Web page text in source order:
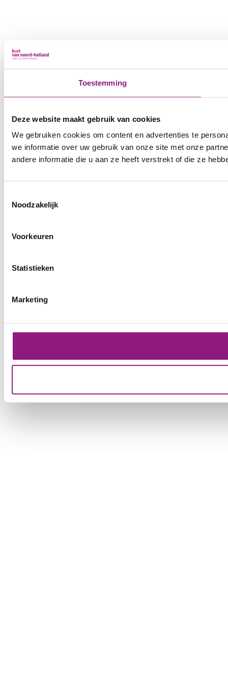
Toestemming
Deze website maakt gebruik van cookies
We gebruiken cookies om content en advertenties te
we informatie over uw gebruik van onze site met onze
andere informatie die u aan ze heeft verstrekt of die ze
Noodzakelijk
Voorkeuren
Statistieken
Marketing